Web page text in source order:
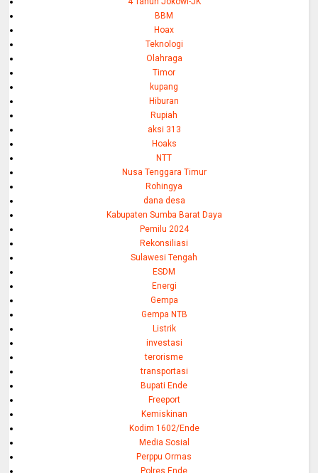
BBM
Hoax
Teknologi
Olahraga
Timor
kupang
Hiburan
Rupiah
aksi 313
Hoaks
NTT
Nusa Tenggara Timur
Rohingya
dana desa
Kabupaten Sumba Barat Daya
Pemilu 2024
Rekonsiliasi
Sulawesi Tengah
ESDM
Energi
Gempa
Gempa NTB
Listrik
investasi
terorisme
transportasi
Bupati Ende
Freeport
Kemiskinan
Kodim 1602/Ende
Media Sosial
Perppu Ormas
Polres Ende